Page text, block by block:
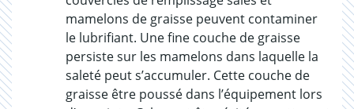
mamelons de graisse peuvent contaminer
le lubrifiant. Une fine couche de graisse
persiste sur les mamelons dans laquelle la
saleté peut s’accumuler. Cette couche de
graisse être poussé dans l’équipement lors